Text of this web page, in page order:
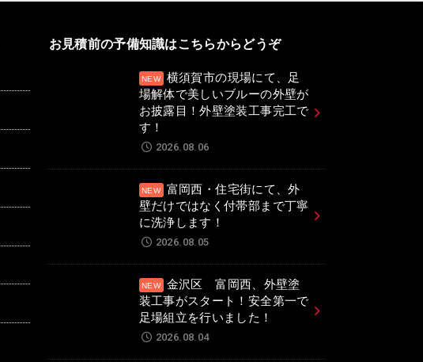
お見積前の予備知識はこちらからどうぞ
横須賀市の現場にて、足
場解体で美しいブルーの外壁が
お披露目！外壁塗装工事完工で
す！
2026.08.06
富岡西・住宅街にて、外
壁だけではなく付帯部まで丁寧
に洗浄します！
2026.08.05
金沢区 富岡西、外壁塗
装工事がスタート！安全第一で
足場組立を行いました！
2026.08.04